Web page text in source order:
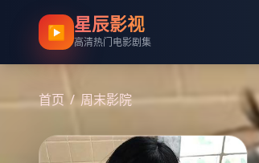
▶ 星辰影视
高清热门电影剧集
首页 / 周末影院